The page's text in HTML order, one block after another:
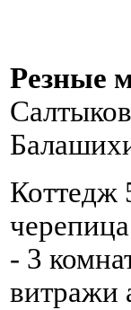
Резные
Коттедж
- 3
витражи